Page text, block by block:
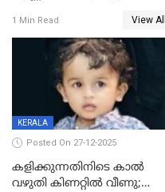
കുതിച്ചുയരുന്നു
1 Min Read View All
KERALA
Posted On 27-12-2025
കളിക്കുന്നതിനിടെ കാൽ
വഴുതി കിണറ്റിൽ വീണു;